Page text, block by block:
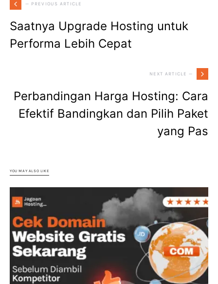
— PREVIOUS ARTICLE
Saatnya Upgrade Hosting untuk
Performa Lebih Cepat
NEXT ARTICLE —
Perbandingan Harga Hosting: Cara
Efektif Bandingkan dan Pilih Paket
yang Pas
YOU MAY ALSO LIKE